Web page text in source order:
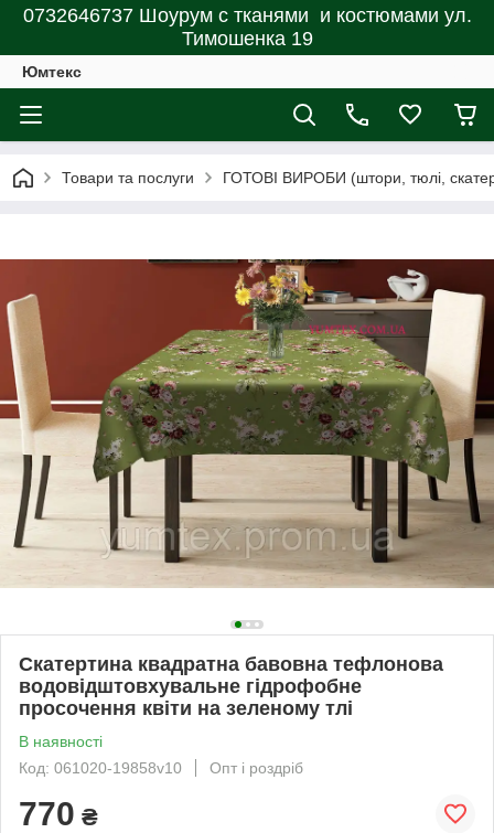
0732646737 Шоурум с тканями и костюмами ул.
Тимошенка 19
Юмтекс
Товари та послуги ГОТОВІ ВИРОБИ (штори, тюлі,
Скатертина квадратна бавовна тефлонова
водовідштовхувальне гідрофобне
просочення квіти на зеленому тлі
В наявності
Код: 061020-19858v10
Опт і роздріб
770 ₴